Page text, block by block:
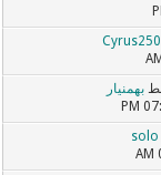
بهمنیار
solo